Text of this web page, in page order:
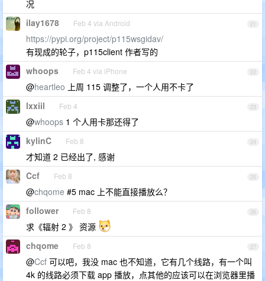
况
21
ilay1678 Feb 4 via Android
https://pypi.org/project/p115wsgidav/
有现成的轮子，p115client 作者写的
22
whoops Feb 4 via iPhone
@heartleo 上周 115 调整了，一个人用不卡了
23
lxxiil Feb 4
@whoops 1 个人用卡那还得了
24
kylinC Feb 8
才知道 2 已经出了, 感谢
25
Ccf Feb 8
@chqome #5 mac 上不能直接播放么？
26
follower Feb 8
求《辐射 2 》 资源
27
chqome Feb 8
@Ccf 可以吧，我没 mac 也不知道，它有几个线路，有一个叫
4k 的线路必须下载 app 播放，点其他的应该可以在浏览器里播